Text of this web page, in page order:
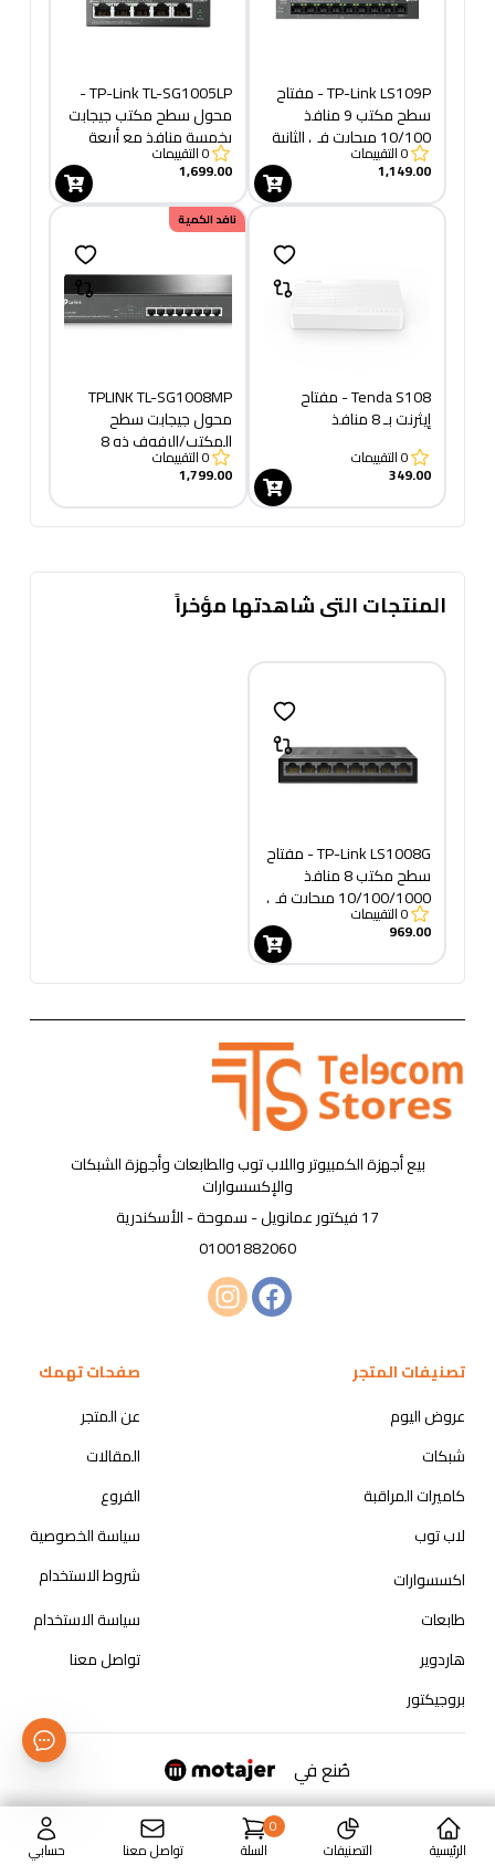
TP-Link LS109P - مفتاح
سطح مكتب 9 منافذ
10/100 ميجابت في الثانية
مع 8 منافذ PoE+0التقييمات
1,149.00
TP-Link TL-SG1005LP -
محول سطح مكتب جيجابت
بخمسة منافذ مع أربعة
منافذ PoE+
0التقييمات
1,699.00
Tenda S108 - مفتاح
إيثرنت بـ 8 منافذ
0التقييمات
349.00
نافد الكمية
TPLINK TL-SG1008MP
محول جيجابت سطح
المكتب/الرفوف ذو 8
منافذ مع 8 منافذ PoE
0التقييمات
1,799.00
المنتجات التى شاهدتها مؤخراً
TP-Link LS1008G - مفتاح
سطح مكتب 8 منافذ
10/100/1000 ميجابت في
الثانية
0التقييمات
969.00
بيع أجهزة الكمبيوتر واللاب توب والطابعات وأجهزة الشبكات
والإكسسوارات
17 فيكتور عمانويل - سموحة - الأسكندرية
01001882060
تصنيفات المتجر
عروض اليوم
شبكات
كاميرات المراقبة
لاب توب
اكسسوارات
طابعات
هاردوير
بروجيكتور
صفحات تهمك
عن المتجر
المقالات
الفروع
سياسة الخصوصية
شروط الاستخدام
سياسة الاستخدام
تواصل معنا
صُنع في
الرئيسية التصنيفات
0
السلة
تواصل معنا حسابي